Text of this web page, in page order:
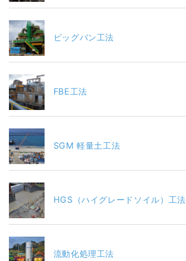
ビッグバン工法
FBE工法
SGM 軽量土工法
HGS（ハイグレードソイル）工法
流動化処理工法